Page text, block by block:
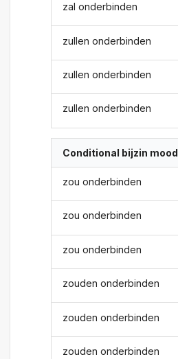
zal onderbinden
zullen onderbinden
zullen onderbinden
zullen onderbinden
Conditional bijzin mood
zou onderbinden
zou onderbinden
zou onderbinden
zouden onderbinden
zouden onderbinden
zouden onderbinden